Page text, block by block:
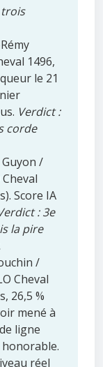
trois
1496,
le 21
Verdict :
corde
/
Score IA
: 3e
la pire
/
Cheval
26,5 %
mené à
ligne
réel